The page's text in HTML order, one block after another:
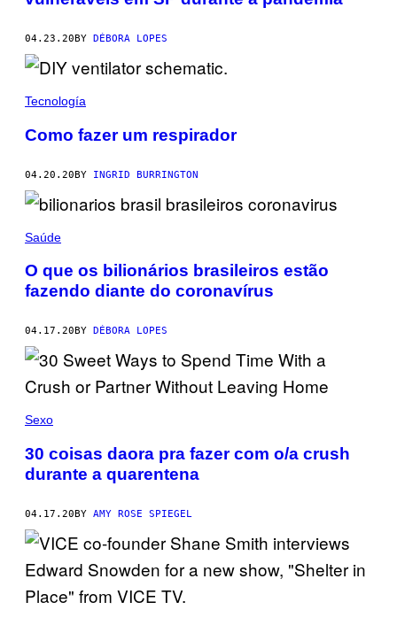
04.23.20 BY DÉBORA LOPES
Tecnología
Como fazer um respirador
04.20.20BY INGRID BURRINGTON
Saúde
O que os bilionários brasileiros estão
fazendo diante do coronavírus
04.17.20 BY DÉBORA LOPES
Sexo
30 coisas daora pra fazer com o/a crush
durante a quarentena
04.17.20BY AMY ROSE SPIEGEL